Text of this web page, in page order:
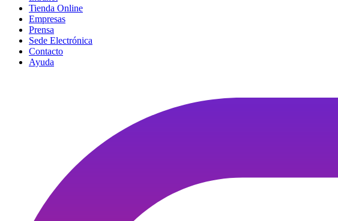
Tienda Online
Empresas
Prensa
Sede Electrónica
Contacto
Ayuda